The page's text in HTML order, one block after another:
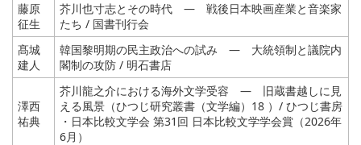
藤原
征生
芥川也寸志とその時代 ― 戦後日本映画産業と音楽家
たち / 国書刊行会
髙城
建人
韓国黎明期の民主政治への試み ― 大統領制と議院内
閣制の攻防 / 明石書店
澤西
祐典
芥川龍之介における海外文学受容 ― 旧蔵書越しに見
える風景（ひつじ研究叢書（文学編）18 ）/ ひつじ書房
・日本比較文学会 第31回 日本比較文学学会賞（2026年
6月）